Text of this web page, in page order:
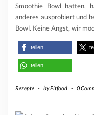
Smoothie Bowl hatten,
anderes ausprobiert und
Bowl. Keine Angst, wir
teilen
teilen
Rezepte - byFitfood - 0